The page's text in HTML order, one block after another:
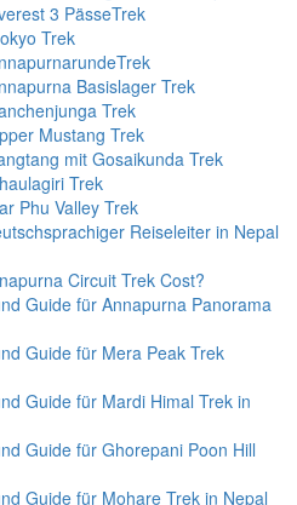
3 PässeTrek
Trek
Basislager Trek
Trek
Mustang Trek
mit Gosaikunda Trek
Trek
Phu Valley Trek
Reiseleiter in Nepal
Circuit Trek Cost?
Guide für Annapurna Panorama
Guide für Mera Peak Trek
Guide für Mardi Himal Trek in
Guide für Ghorepani Poon Hill
Guide für Mohare Trek in Nepal